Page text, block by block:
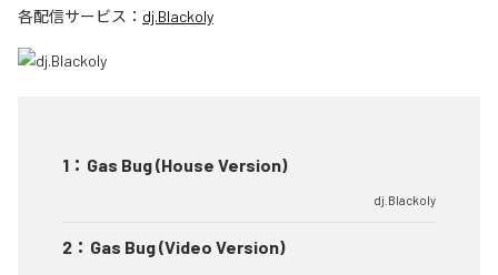
各配信サービス： dj.Blackoly
1 ： Gas Bug (House Version)
dj.Blackoly
2 ： Gas Bug (Video Version)